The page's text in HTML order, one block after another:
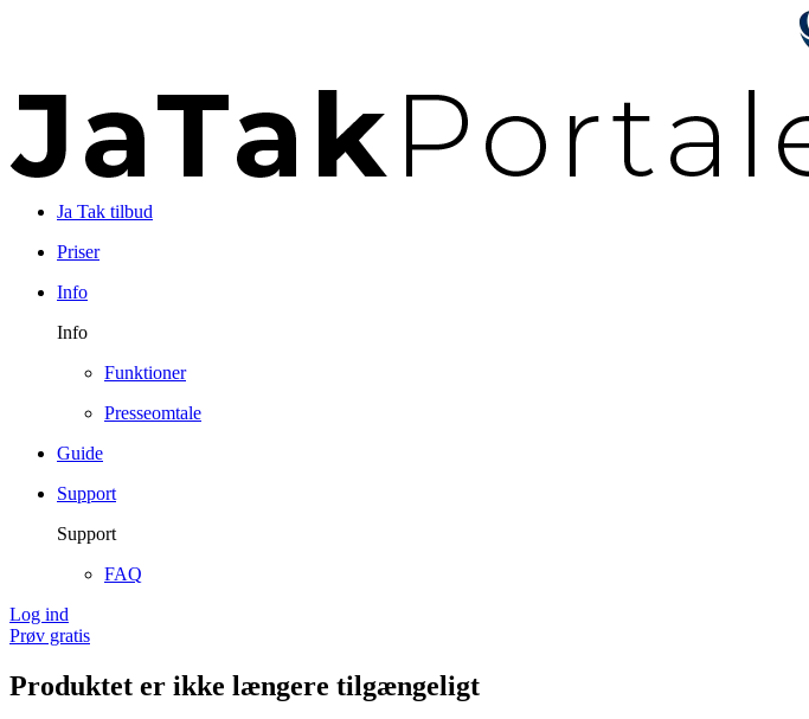
Ja Tak tilbud
Priser
Info
Info
Funktioner
Presseomtale
Guide
Support
Support
FAQ
Log ind
Prøv gratis
Produktet er ikke længere tilgængeligt